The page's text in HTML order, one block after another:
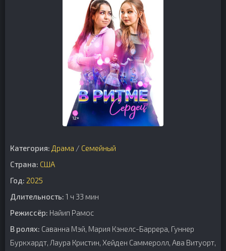
Категория: Драма / Семейный
Страна: США
Год: 2025
Длительность: 1 ч 33 мин
Режиссёр: Найип Рамос
В ролях: Саванна Мэй, Мария Кэнелс-Баррера, Гуннер
Буркхардт, Лаура Кристин, Хейден Саммеролл, Ава Витуорт,